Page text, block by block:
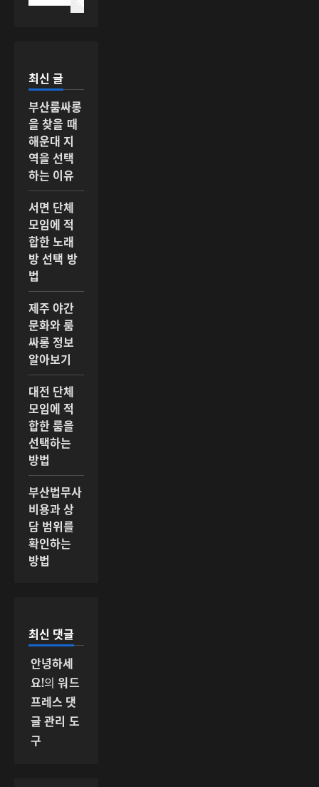
최신 글
부산룸싸롱
을 찾을 때
해운대 지
역을 선택
하는 이유
서면 단체
모임에 적
합한 노래
방 선택 방
법
제주 야간
문화와 룸
싸롱 정보
알아보기
대전 단체
모임에 적
합한 룸을
선택하는
방법
부산법무사
비용과 상
담 범위를
확인하는
방법
최신 댓글
안녕하세
요!의워드
프레스 댓
글 관리 도
구